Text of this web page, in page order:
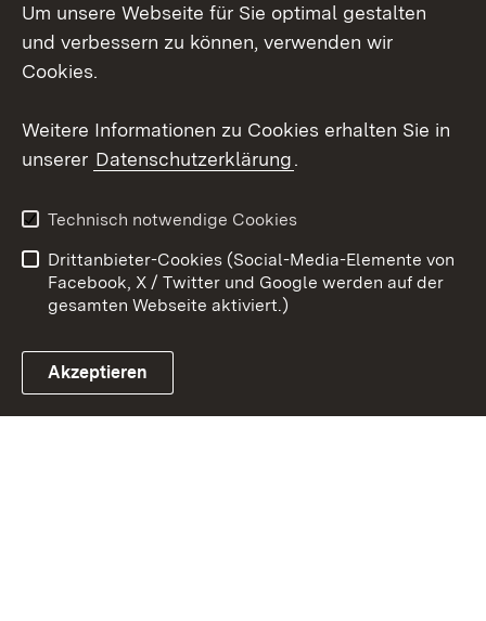
Social Wall
Youtube
Link zum Landesportal
Kontakt
Datenschutz
Barrierefreiheit
Impressum Cookies
Um unsere Webseite für Sie optimal gestalten
und verbessern zu können, verwenden wir
Cookies.
Weitere Informationen zu Cookies erhalten Sie in
unserer Datenschutzerklärung.
Technisch notwendige Cookies
Drittanbieter-Cookies (Social-Media-Elemente von
Facebook, X / Twitter und Google werden auf der
gesamten Webseite aktiviert.)
Akzeptieren